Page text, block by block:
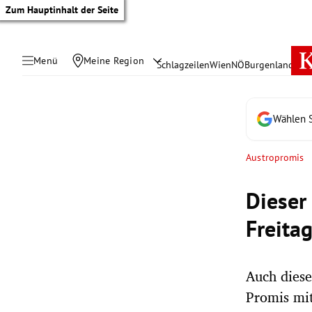
Zum Hauptinhalt der Seite
Menü Meine Region SchlagzeilenWienNÖBurgenland
Wählen
Austropromis
Auch
Promis